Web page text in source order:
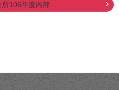
106年度內部...